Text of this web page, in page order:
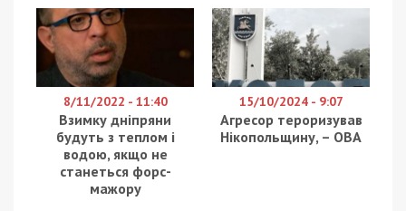
гуманитарной политики Днепровского
городского совета “Об оптимизации штатных
расписаний коммунальных учреждений и
предприятий”. Как мырассказывалиранее,
департамент гуманитарной политики
Днепровского горсовета этим приказом
сокращает 172 должностные единицы, а на их
место “заводит” частные компании, которые в
результате проведения тендера будут
выполнять их функции.